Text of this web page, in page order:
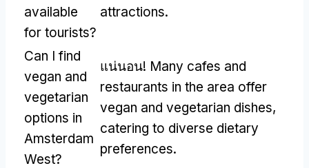
available
for tourists?
attractions.
Can I find
vegan and
vegetarian
options in
Amsterdam
West?
แน่นอน! Many cafes and
restaurants in the area offer
vegan and vegetarian dishes,
catering to diverse dietary
preferences.